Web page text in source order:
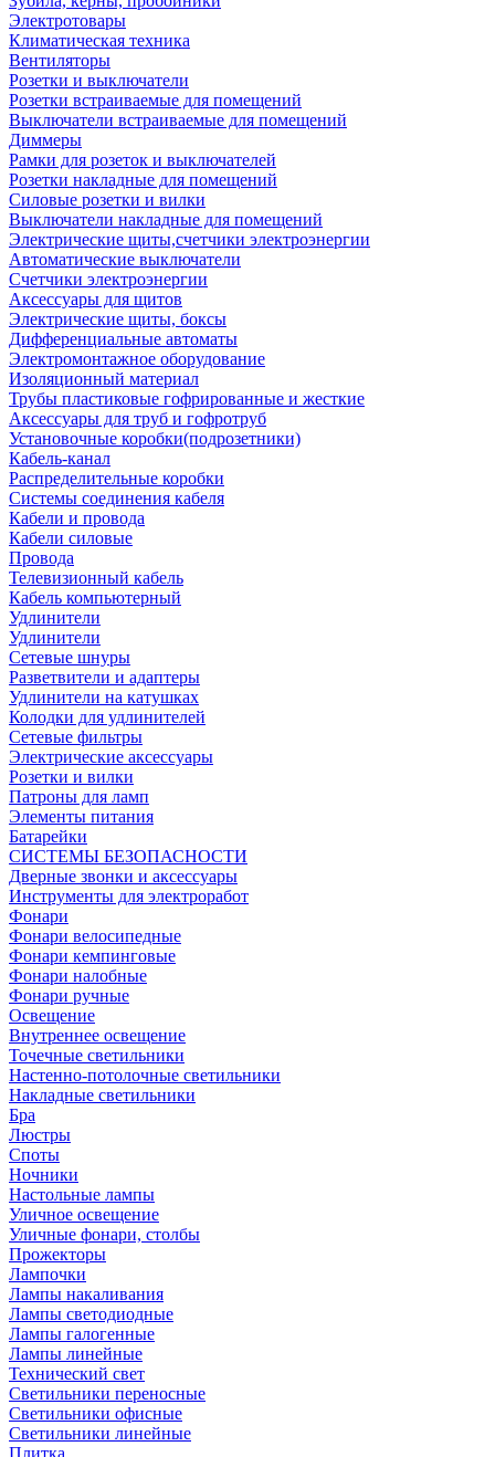
Электротовары
Климатическая техника
Вентиляторы
Розетки и выключатели
Розетки встраиваемые для помещений
Выключатели встраиваемые для помещений
Диммеры
Рамки для розеток и выключателей
Розетки накладные для помещений
Силовые розетки и вилки
Выключатели накладные для помещений
Электрические щиты,счетчики электроэнергии
Автоматические выключатели
Счетчики электроэнергии
Аксессуары для щитов
Электрические щиты, боксы
Дифференциальные автоматы
Электромонтажное оборудование
Изоляционный материал
Трубы пластиковые гофрированные и жесткие
Аксессуары для труб и гофротруб
Установочные коробки(подрозетники)
Кабель-канал
Распределительные коробки
Системы соединения кабеля
Кабели и провода
Кабели силовые
Провода
Телевизионный кабель
Кабель компьютерный
Удлинители
Удлинители
Сетевые шнуры
Разветвители и адаптеры
Удлинители на катушках
Колодки для удлинителей
Сетевые фильтры
Электрические аксессуары
Розетки и вилки
Патроны для ламп
Элементы питания
Батарейки
СИСТЕМЫ БЕЗОПАСНОСТИ
Дверные звонки и аксессуары
Инструменты для электроработ
Фонари
Фонари велосипедные
Фонари кемпинговые
Фонари налобные
Фонари ручные
Освещение
Внутреннее освещение
Точечные светильники
Настенно-потолочные светильники
Накладные светильники
Бра
Люстры
Споты
Ночники
Настольные лампы
Уличное освещение
Уличные фонари, столбы
Прожекторы
Лампочки
Лампы накаливания
Лампы светодиодные
Лампы галогенные
Лампы линейные
Технический свет
Светильники переносные
Светильники офисные
Светильники линейные
Плитка